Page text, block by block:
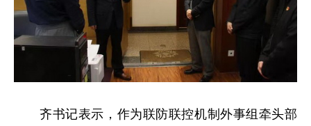
齐书记表示，作为联防联控机制外事组牵头部